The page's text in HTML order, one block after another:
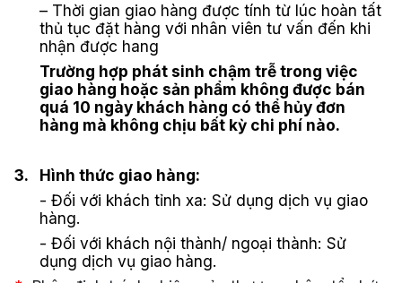
– Thời gian giao hàng được tính từ lúc hoàn tất
thủ tục đặt hàng với nhân viên tư vấn đến khi
nhận được hang
Trường hợp phát sinh chậm trễ trong việc
giao hàng hoặc sản phẩm không được bán
quá 10 ngày khách hàng có thể hủy đơn
hàng mà không chịu bất kỳ chi phí nào.
3.
Hình thức giao hàng:
- Đối với khách tỉnh xa: Sử dụng dịch vụ giao
hàng.
- Đối với khách nội thành/ ngoại thành: Sử
dụng dịch vụ giao hàng.